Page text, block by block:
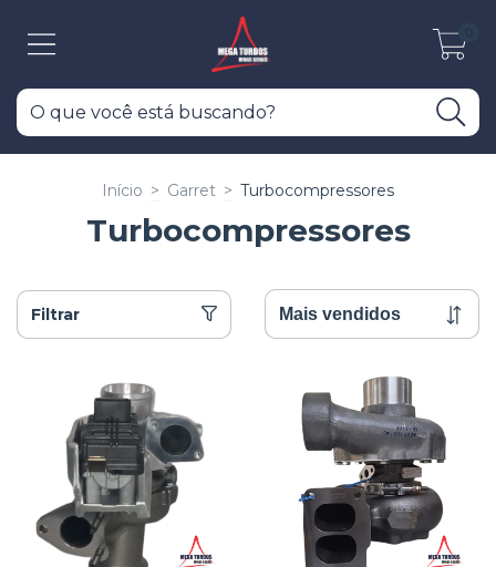
Início > Garret > Turbocompressores
Turbocompressores
Filtrar